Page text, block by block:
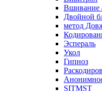
Вшивание
Двойной
метод
Эспераль
Укол
Гипноз
SITMST